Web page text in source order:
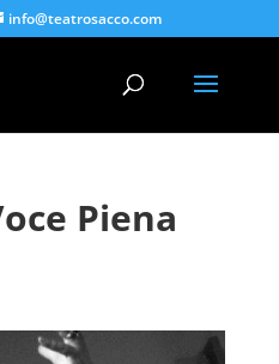
info@teatrosacco.com
Piena